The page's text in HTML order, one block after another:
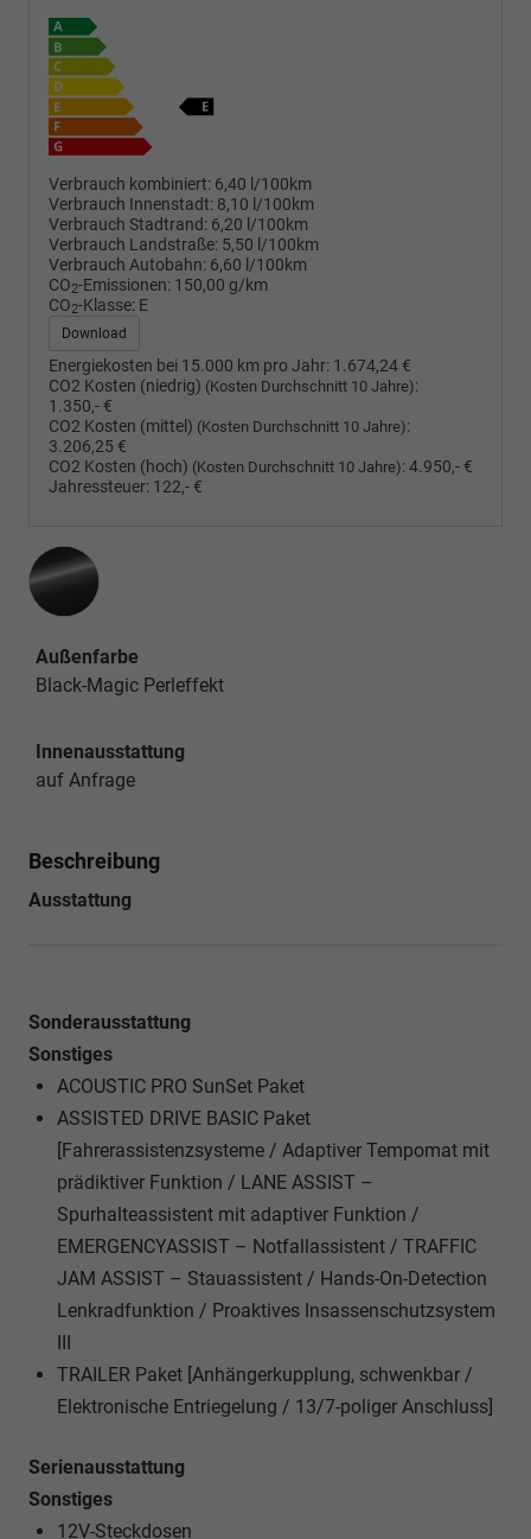
Verbrauch kombiniert: 6,40 l/100km
Verbrauch Innenstadt: 8,10 l/100km
Verbrauch Stadtrand: 6,20 l/100km
Verbrauch Landstraße: 5,50 l/100km
Verbrauch Autobahn: 6,60 l/100km
CO2-Emissionen: 150,00 g/km
CO2-Klasse: E
Download
Energiekosten bei 15.000 km pro Jahr: 1.674,24 €
CO2 Kosten (niedrig) (Kosten Durchschnitt 10 Jahre):
1.350,- €
CO2 Kosten (mittel) (Kosten Durchschnitt 10 Jahre):
3.206,25 €
CO2 Kosten (hoch) (Kosten Durchschnitt 10 Jahre):4.950,- €
Jahressteuer: 122,- €
Außenfarbe
Black-Magic Perleffekt
Innenausstattung
auf Anfrage
Beschreibung
Ausstattung
Sonderausstattung
Sonstiges
ACOUSTIC PRO SunSet Paket
ASSISTED DRIVE BASIC Paket
[Fahrerassistenzsysteme / Adaptiver Tempomat mit
prädiktiver Funktion / LANE ASSIST –
Spurhalteassistent mit adaptiver Funktion /
EMERGENCYASSIST – Notfallassistent / TRAFFIC
JAM ASSIST – Stauassistent / Hands-On-Detection
Lenkradfunktion / Proaktives Insassenschutzsystem
III
TRAILER Paket [Anhängerkupplung, schwenkbar /
Elektronische Entriegelung / 13/7-poliger Anschluss]
Serienausstattung
Sonstiges
12V-Steckdosen